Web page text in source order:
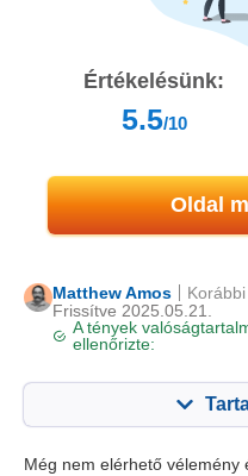
Értékelésünk:
5.5/10
Oldal
Matthew Amos
Frissítve 2025.05.21.
A tények
ellenőrizte:
Még nem elérhető vélemény